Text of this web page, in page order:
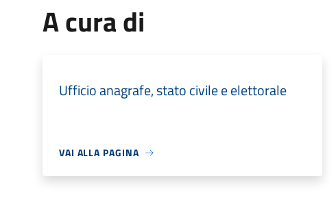
A cura di
Ufficio anagrafe, stato civile e elettorale
VAI ALLA PAGINA